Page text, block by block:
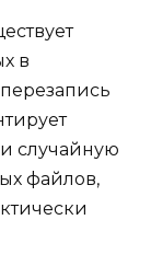
в
случайную
файлов,